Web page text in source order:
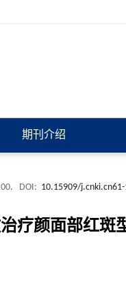
期刊介绍
DOI: 10.15909/
疗颜面部红斑